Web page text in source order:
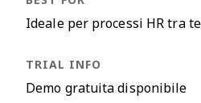
Ideale per processi HR tra
Demo gratuita disponibile